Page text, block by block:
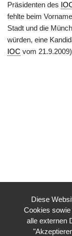
Präsidenten des
fehlte beim
Stadt und die
würden, eine
IOC vom 21.9.2009)
Diese
Cookies
alle externen